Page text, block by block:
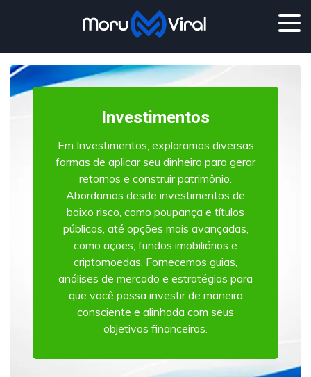
Investimentos
Em Investimentos, exploramos diversas
formas de aplicar seu dinheiro para gerar
retornos e construir patrimônio.
Abordamos desde investimentos de
baixo risco, como poupança e títulos
públicos, até opções mais avançadas,
como ações, fundos imobiliários e
criptomoedas. Fornecemos guias,
análises de mercado e estratégias para
que você possa investir de maneira
consciente e alinhada com seus
objetivos financeiros.